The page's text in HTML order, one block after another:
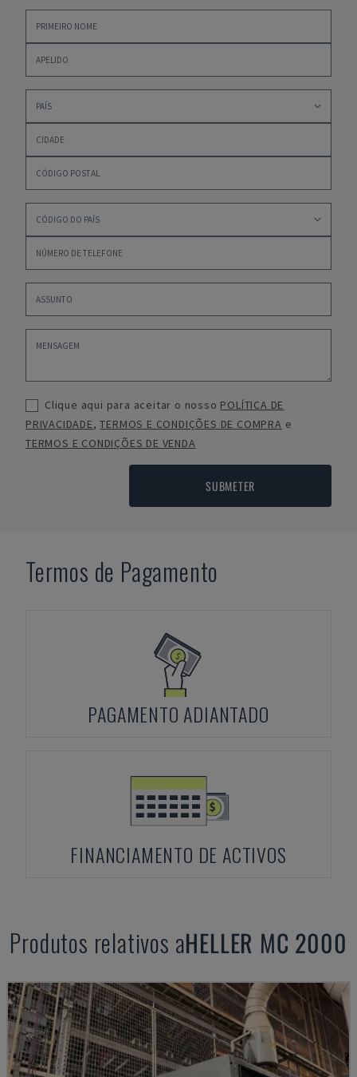
Clique aqui para aceitar o nosso POLÍTICA DE
PRIVACIDADE,TERMOS E CONDIÇÕES DE COMPRA e
TERMOS E CONDIÇÕES DE VENDA
SUBMETER
Termos de Pagamento
PAGAMENTO ADIANTADO
FINANCIAMENTO DE ACTIVOS
Produtos relativos aHELLER MC 2000